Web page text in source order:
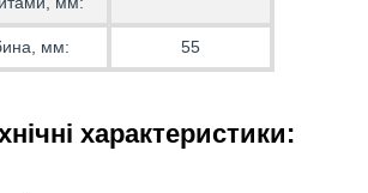
мм: 55
характеристики: